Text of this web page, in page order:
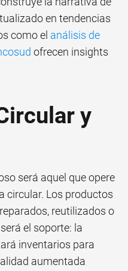
en tendencias
como el análisis de
ofrecen insights
y
será aquel que opere
circular. Los productos
reutilizados o
el soporte: la
inventarios para
aumentada